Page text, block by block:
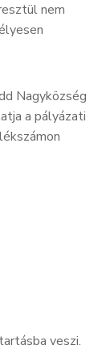
nem
Nagyközség
a pályázati
veszi.